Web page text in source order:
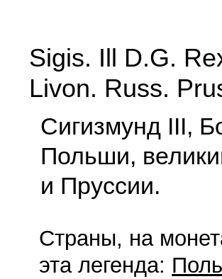
Sigis. Ill D.G.
Livon. Russ.
Сигизмунд III,
Польши,
и Пруссии.
Страны, на
эта легенда: